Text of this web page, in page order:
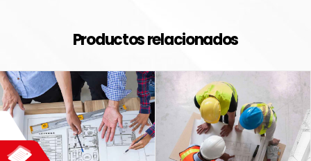
Productos relacionados